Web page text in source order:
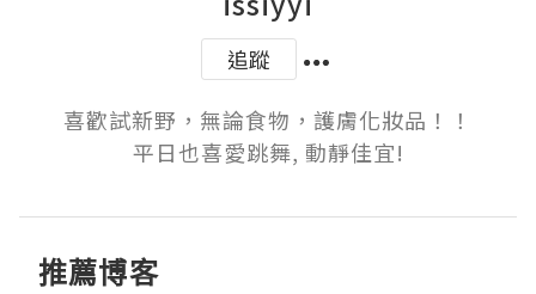
追蹤
喜歡試新野，無論食物，護膚化妝品！！
平日也喜愛跳舞, 動靜佳宜!
推薦博客